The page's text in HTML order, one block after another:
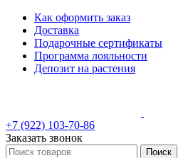
Как оформить заказ
Доставка
Подарочные сертификаты
Программа лояльности
Депозит на растения
+7 (922) 103-70-86
Заказать звонок
Поиск